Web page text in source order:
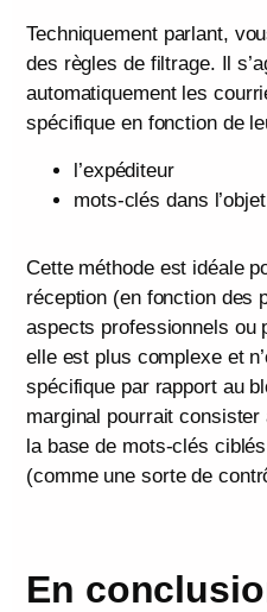
Techniquement parlant,
des règles de filtrage. Il
automatiquement les
spécifique en fonction de
l’expéditeur
mots-clés dans
Cette méthode est idéale
réception (en fonction des
aspects professionnels ou
elle est plus complexe et
spécifique par rapport au
marginal pourrait
la base de mots-clés
(comme une sorte de
En